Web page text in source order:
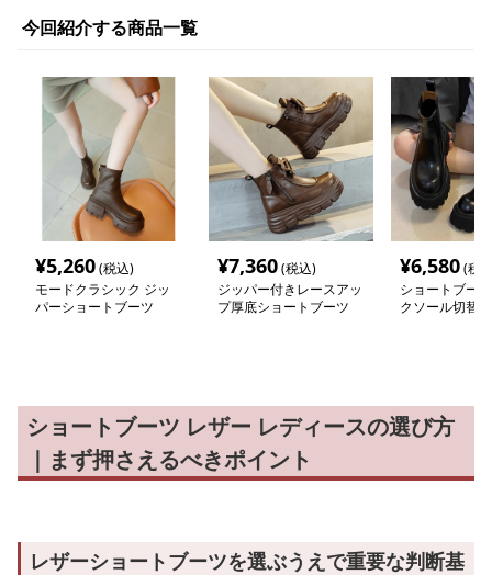
今回紹介する商品一覧
¥5,260(税込)
モードクラシック ジッ
パーショートブーツ
¥7,360(税込)
ジッパー付きレースアッ
プ厚底ショートブーツ
¥6,580(税
ショートブー
クソール切替
ショートブーツ レザー レディースの選び方
｜まず押さえるべきポイント
レザーショートブーツを選ぶうえで重要な判断基